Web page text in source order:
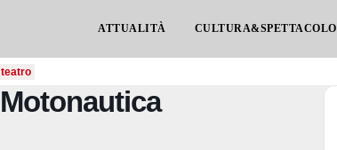
ATTUALITÀ CULTURA&SPETTACOLO
teatro